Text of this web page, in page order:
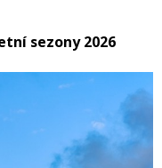
jasný cíl: minimalizovat
na palubě.
sezony 2026